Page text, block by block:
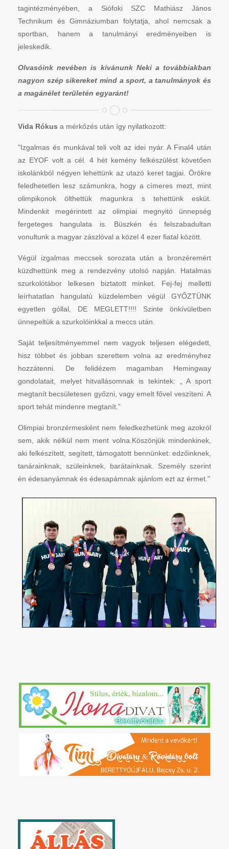
tagintézményében, a Siófoki SZC Mathiász János
Technikum és Gimnáziumban folytatja, ahol nemcsak a
sportban, hanem a tanulmányi eredményeiben is
jeleskedik.
Olvasóink nevében is kívánunk Neki a továbbiakban
nagyon szép sikereket mind a sport, a tanulmányok és
a magánélet területén egyaránt!
Vida Rókus a mérkőzés után így nyilatkozott:
"Izgalmas és munkával teli volt az idei nyár. A Final4 után
az EYOF volt a cél. 4 hét kemény felkészülést követően
iskolánkból négyen lehettünk az utazó keret tagjai. Örökre
feledhetetlen lesz számunkra, hogy a címeres mezt, mint
olimpikonok ölthettük magunkra s tehettünk esküt.
Mindenkit megérintett az olimpiai megnyitó ünnepség
fergeteges hangulata is. Büszkén és felszabadultan
vonultunk a magyar zászlóval a közel 4 ezer fiatal között.
Végül izgalmas meccsek sorozata után a bronzéremért
küzdhettünk meg a rendezvény utolsó napján. Hatalmas
szurkolótábor lelkesen biztatott minket. Fej-fej melletti
leírhatatlan hangulatú küzdelemben végül GYŐZTÜNK
egyetlen góllal, DE MEGLETT!!!! Szinte önkívületben
ünnepeltük a szurkolóinkkal a meccs után.
Saját teljesítményemmel nem vagyok teljesen elégedett,
hisz többet és jobban szerettem volna az eredményhez
hozzátenni. De felidézem magamban Hemingway
gondolatait, melyet hitvallásomnak is tekintek: „ A sport
megtanít becsületesen győzni, vagy emelt fővel veszíteni. A
sport tehát mindenre megtanít.”
Olimpiai bronzérmesként nem feledkezhetünk meg azokról
sem, akik nélkül nem ment volna.Köszönjük mindenkinek,
aki felkészített, segített, támogatott bennünket: edzőinknek,
tanárainknak, szüleinknek, barátainknak. Személy szerint
én édesanyámnak és édesapámnak ajánlom ezt az érmet."